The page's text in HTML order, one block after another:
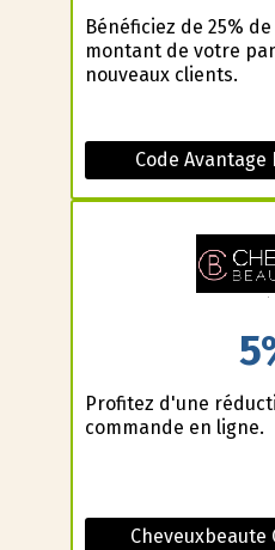
Bénéficiez de 25%
montant de votre
nouveaux clients.
Code
Profitez d'une
commande en ligne.
Cheveuxbeaute